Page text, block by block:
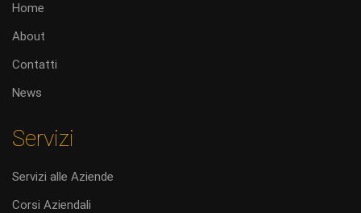
Home
About
Contatti
News
Servizi
Servizi alle Aziende
Corsi Aziendali